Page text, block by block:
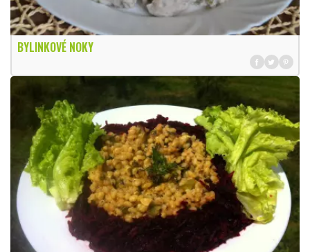
BYLINKOVÉ NOKY